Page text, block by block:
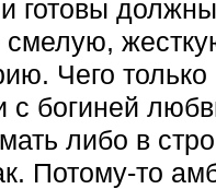
готовы
смелую,
Чего только
с богиней
либо в
Потому-то